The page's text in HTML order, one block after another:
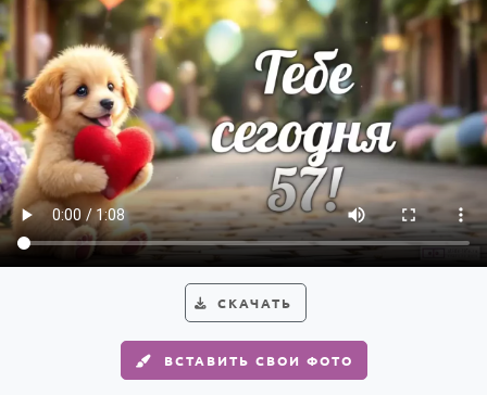
ПЕРСОНАЛЬНЫЕ
Пожелания
По именам
По годам
СКАЧАТЬ
ВСТАВИТЬ СВОИ ФОТО